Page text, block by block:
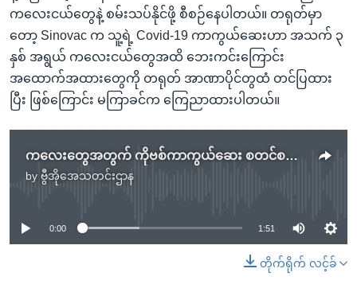
ကလေးငယ်တွေနဲ့ စမ်းသပ်နိုင်ဖို့ စီစဉ်နေပါတယ်။ တရုတ်မှာ
တော့ Sinovac က သူ့ရဲ့ Covid-19 ကာကွယ်ဆေးဟာ အသက် ၃
နှစ် အရွယ် ကလေးငယ်တွေအထိ ဘေးကင်းကြောင်း
အထောက်အထားတွေကို တရုတ် အာဏာပိုင်တွထံ တင်ပြထား
ပြီး ဖြစ်ကြောင်း မကြာခင်က ကြေညာထားပါတယ်။
ကလေးတွေအတွက် ကိုဗစ်ကာကွယ်ဆေး စတင်စမ်းသပ်
by ဗွီအိုအေသတင်းဌာန
No media source currently available
0:00 1:51
တိုက်ရိုက် လင့်ခ်